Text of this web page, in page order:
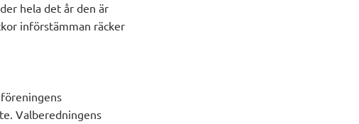
hela det år den är
införstämman räcker
Valberedningens